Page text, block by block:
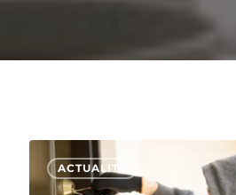
Nord
ACTUALITE